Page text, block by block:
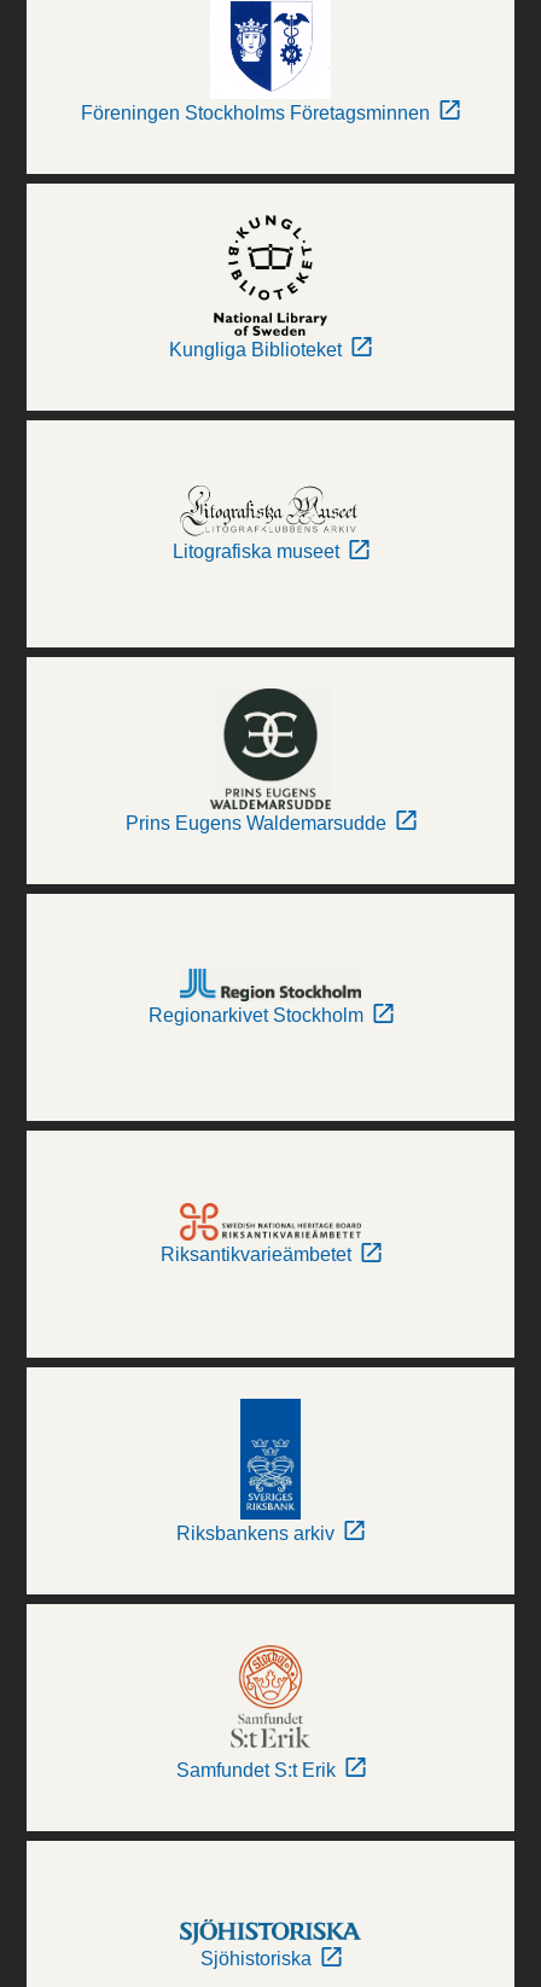
Föreningen Stockholms Företagsminnen
Kungliga Biblioteket
Litografiska museet
Prins Eugens Waldemarsudde
Regionarkivet Stockholm
Riksantikvarieämbetet
Riksbankens arkiv
Samfundet S:t Erik
Sjöhistoriska